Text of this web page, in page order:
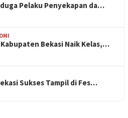
Pelaku Penyekapan da…
Kabupaten Bekasi Naik Kelas,…
Sukses Tampil di Fes…